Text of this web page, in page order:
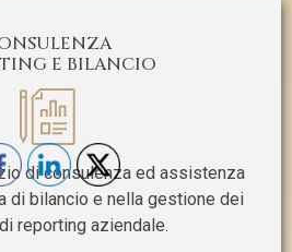
E BILANCIO
di consulenza ed assistenza
di bilancio e nella gestione dei
reporting aziendale.